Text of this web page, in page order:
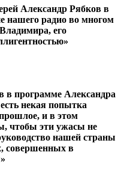
Александр Рябков в
нашего радио во многом
его
в программе Александра
некая попытка
прошлое, и в этом
чтобы эти ужасы не
нашей страны
совершенных в